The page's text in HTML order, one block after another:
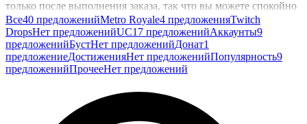
только после выполнения заказа, так что вы можете спокойно
пополнять коллекцию наград в PUBG Mobile.
Все40 предложенийMetro Royale4 предложенияTwitch
DropsНет предложенийUC17 предложенийАккаунты9
предложенийБустНет предложенийДонат1
предложениеДостиженияНет предложенийПопулярность9
предложенийПрочееНет предложений